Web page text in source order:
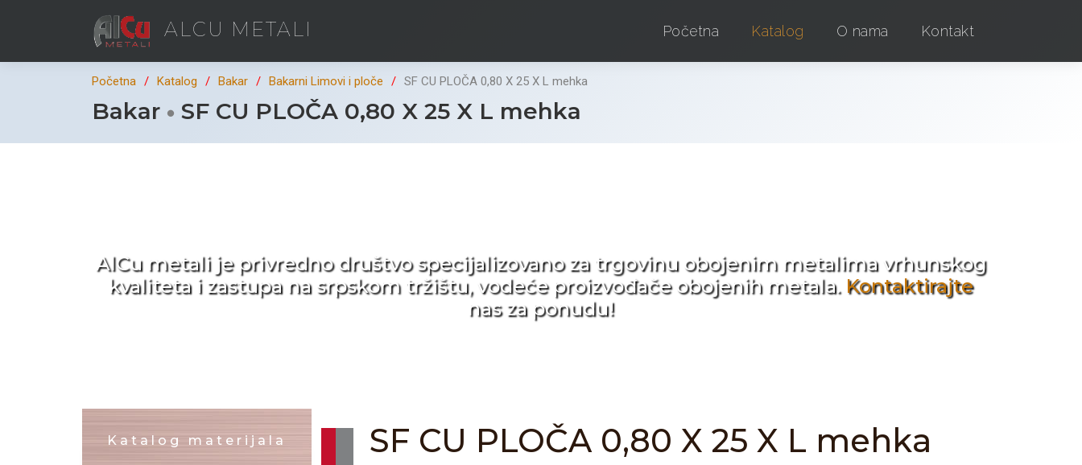
ALCU METALI Početna Katalog O nama Kontakt
Početna Katalog Bakar Bakarni Limovi i ploče SF CU PLOČA 0,80 X 25 X L mehka
Bakar SF CU PLOČA 0,80 X 25 X L mehka
AlCu metali je privredno društvo specijalizovano za trgovinu obojenim metalima vrhunskog
kvaliteta i zastupa na srpskom tržištu, vodeće proizvođače obojenih metala. Kontaktirajte
nas za ponudu!
Katalog materijala SF CU PLOČA 0,80 X 25 X L mehka